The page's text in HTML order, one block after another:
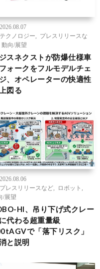
2026.08.07
テクノロジー
プレスリリースな
動向/展望
スネクストが防爆仕様車
ォークをフルモデルチェ
、オペレーターの快適性
図る
2026.08.06
プレスリリースなど
ロボット
/展望
HI、吊り下げ式クレー
代わる超重量級
で「落下リスク」
と説明